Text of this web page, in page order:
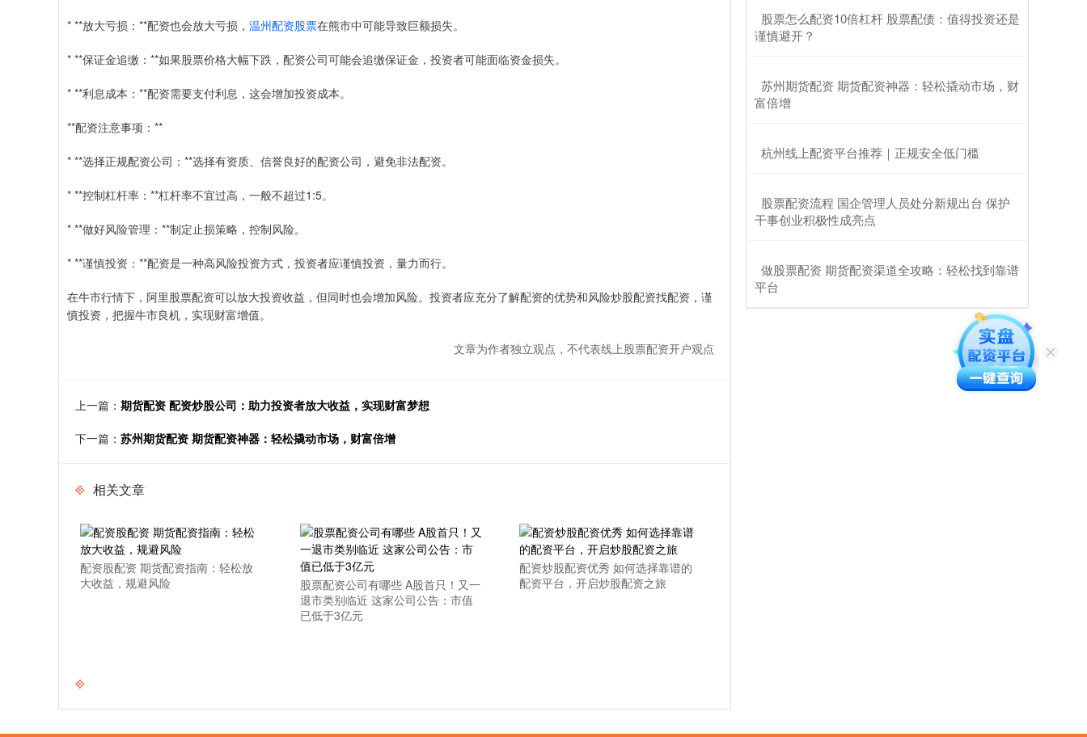
* **放大亏损：**配资也会放大亏损， 温州配资股票在熊市中可能导致巨额损失。
* **保证金追缴：**如果股票价格大幅下跌，配资公司可能会追缴保证金，投资者可能面临资金损失。
* **利息成本：**配资需要支付利息，这会增加投资成本。
**配资注意事项：**
* **选择正规配资公司：**选择有资质、信誉良好的配资公司，避免非法配资。
* **控制杠杆率：**杠杆率不宜过高，一般不超过1:5。
* **做好风险管理：**制定止损策略，控制风险。
* **谨慎投资：**配资是一种高风险投资方式，投资者应谨慎投资，量力而行。
在牛市行情下，阿里股票配资可以放大投资收益，但同时也会增加风险。投资者应充分了解配资的优势和风险炒股配资找配资，谨
慎投资，把握牛市良机，实现财富增值。
文章为作者独立观点，不代表线上股票配资开户观点
上一篇： 期货配资 配资炒股公司：助力投资者放大收益，实现财富梦想
下一篇： 苏州期货配资 期货配资神器：轻松撬动市场，财富倍增
相关文章
配资股配资 期货配资指南：轻松放
大收益，规避风险
股票配资公司有哪些 A股首只！又一
退市类别临近 这家公司公告：市值
已低于3亿元
配资炒股配资优秀 如何选择靠谱的
配资平台，开启炒股配资之旅
​股票怎么配资10倍杠杆 股票配债：值得投资还是
谨慎避开？
​苏州期货配资 期货配资神器：轻松撬动市场，财
富倍增
​杭州线上配资平台推荐｜正规安全低门槛
​股票配资流程 国企管理人员处分新规出台 保护
干事创业积极性成亮点
​做股票配资 期货配资渠道全攻略：轻松找到靠谱
平台